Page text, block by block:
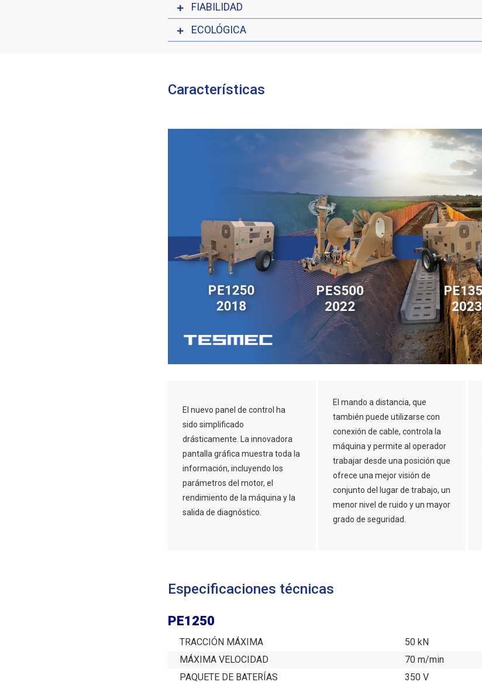
FIABILIDAD
ECOLÓGICA
Características
El nuevo panel de control ha
sido simplificado
drásticamente. La innovadora
pantalla gráfica muestra toda la
información, incluyendo los
parámetros del motor, el
rendimiento de la máquina y la
salida de diagnóstico.
El mando a distancia, que
también puede utilizarse con
conexión de cable, controla la
máquina y permite al operador
trabajar desde una posición que
ofrece una mejor visión de
conjunto del lugar de trabajo, un
menor nivel de ruido y un mayor
grado de seguridad.
Especificaciones técnicas
PE1250
TRACCIÓN MÁXIMA
50 kN
MÁXIMA VELOCIDAD
70 m/min
PAQUETE DE BATERÍAS
350 V